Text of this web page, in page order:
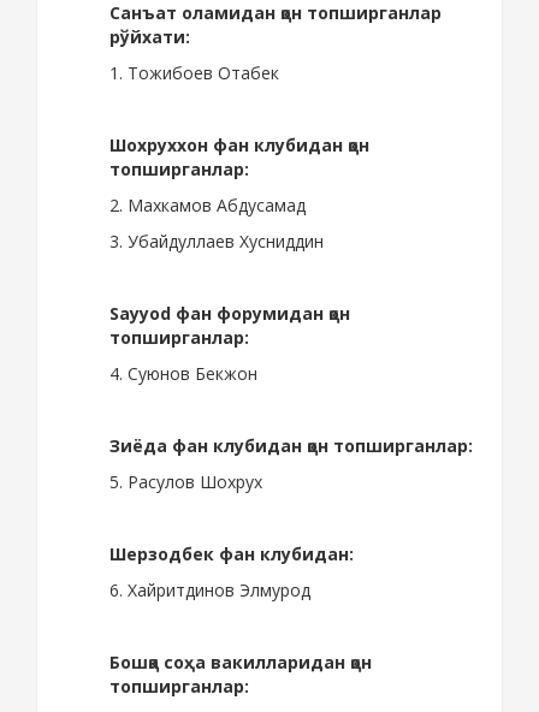
Санъат оламидан қон топширганлар
рўйхати:
1. Тожибоев Отабек
Шохруххон фан клубидан қон
топширганлар:
2. Махкамов Абдусамад
3. Убайдуллаев Хусниддин
Sayyod фан форумидан қон
топширганлар:
4. Суюнов Бекжон
Зиёда фан клубидан қон топширганлар:
5. Расулов Шохрух
Шерзодбек фан клубидан:
6. Хайритдинов Элмурод
Бошқа соҳа вакилларидан қон
топширганлар: